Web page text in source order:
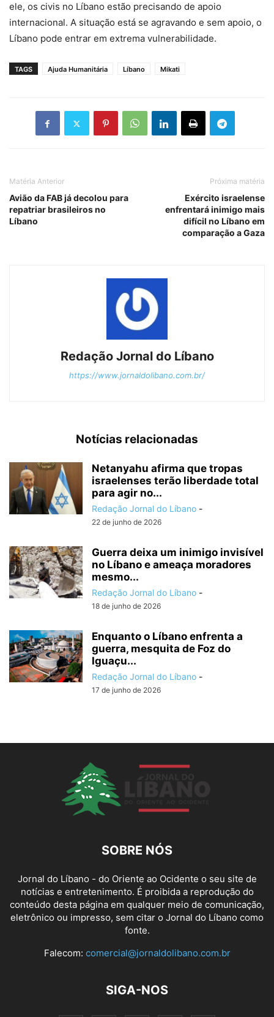
ele, os civis no Líbano estão precisando de apoio
internacional. A situação está se agravando e sem apoio, o
Líbano pode entrar em extrema vulnerabilidade.
TAGS Ajuda Humanitária Líbano Mikati
Matéria Anterior
Avião da FAB já decolou para
repatriar brasileiros no
Líbano
Próxima matéria
Exército israelense
enfrentará inimigo mais
difícil no Líbano em
comparação a Gaza
Redação Jornal do Líbano
https://www.jornaldolibano.com.br/
Notícias relacionadas
Netanyahu afirma que tropas
israelenses terão liberdade total
para agir no...
Redação Jornal do Líbano -
22 de junho de 2026
Guerra deixa um inimigo invisível
no Líbano e ameaça moradores
mesmo...
Redação Jornal do Líbano -
18 de junho de 2026
Enquanto o Líbano enfrenta a
guerra, mesquita de Foz do
Iguaçu...
Redação Jornal do Líbano -
17 de junho de 2026
SOBRE NÓS
Jornal do Líbano - do Oriente ao Ocidente o seu site de
notícias e entretenimento. É proibida a reprodução do
conteúdo desta página em qualquer meio de comunicação,
eletrônico ou impresso, sem citar o Jornal do Líbano como
fonte.
Falecom: comercial@jornaldolibano.com.br
SIGA-NOS